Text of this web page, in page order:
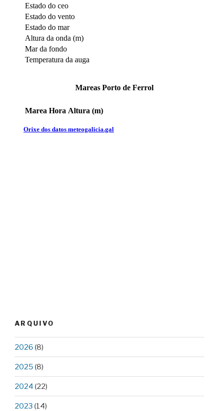
ARQUIVO
2026 (8)
2025 (8)
2024 (22)
2023 (14)